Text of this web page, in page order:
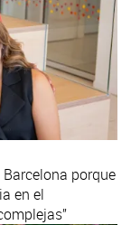
porque
en el